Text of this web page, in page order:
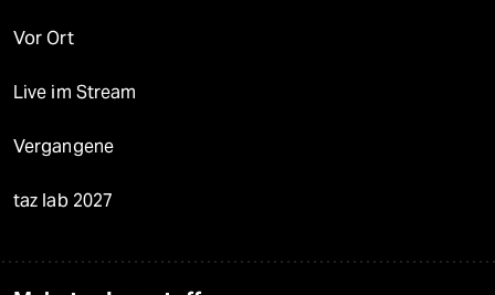
Vor Ort
Live im Stream
Vergangene
taz lab 2027